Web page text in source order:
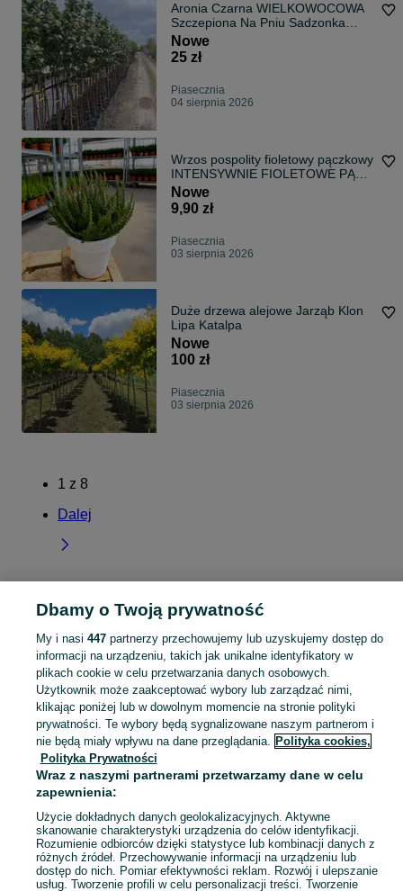
Aronia Czarna WIELKOWOCOWA
Szczepiona Na Pniu Sadzonka
Doniczka
Nowe
25 zł
Piasecznia
04 sierpnia 2026
Wrzos pospolity fioletowy pączkowy
INTENSYWNIE FIOLETOWE PĄKI
na całą jesień
Nowe
9,90 zł
Piasecznia
03 sierpnia 2026
Duże drzewa alejowe Jarząb Klon
Lipa Katalpa
Nowe
100 zł
Piasecznia
03 sierpnia 2026
1 z 8
Dalej
Strona główna Mazowieckie Piasecznia
KATEGORIA
Zobacz
Mapa kategorii
Mapa miejscowości
Mapa ministron
Popularne wyszukiwania
Dbamy o Twoją prywatność
My i nasi 447partnerzy przechowujemy lub uzyskujemy dostęp do
informacji na urządzeniu, takich jak unikalne identyfikatory w
plikach cookie w celu przetwarzania danych osobowych.
Użytkownik może zaakceptować wybory lub zarządzać nimi,
klikając poniżej lub w dowolnym momencie na stronie polityki
prywatności. Te wybory będą sygnalizowane naszym partnerom i
nie będą miały wpływu na dane przeglądania. Polityka cookies,
Polityka Prywatności
Wraz z naszymi partnerami przetwarzamy dane w celu
zapewnienia:
Użycie dokładnych danych geolokalizacyjnych. Aktywne
skanowanie charakterystyki urządzenia do celów identyfikacji.
Rozumienie odbiorców dzięki statystyce lub kombinacji danych z
różnych źródeł. Przechowywanie informacji na urządzeniu lub
dostęp do nich. Pomiar efektywności reklam. Rozwój i ulepszanie
usług. Tworzenie profili w celu personalizacji treści. Tworzenie